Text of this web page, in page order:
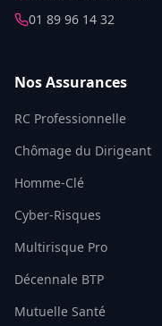
01 89 96 14 32
Nos Assurances
RC Professionnelle
Chômage du Dirigeant
Homme-Clé
Cyber-Risques
Multirisque Pro
Décennale BTP
Mutuelle Santé